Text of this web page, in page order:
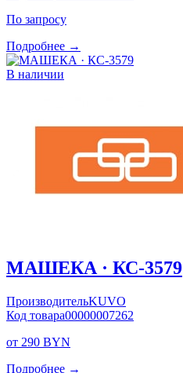
По запросу
Подробнее →
В наличии
МАШЕКА · КС-3579
ПроизводительKUVO
Код товара00000007262
от 290 BYN
Подробнее →